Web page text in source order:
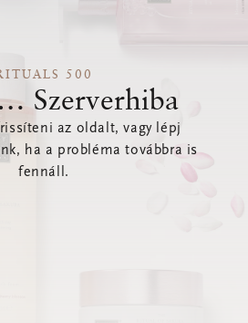
500
Szerverhiba
az oldalt, vagy lépj
ha a probléma továbbra is
fennáll.